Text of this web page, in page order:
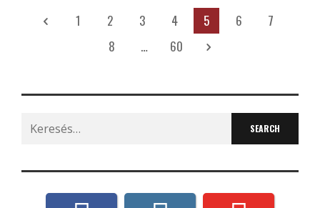
1 2 3 4 5 6
7
8
… 60
Search
for: